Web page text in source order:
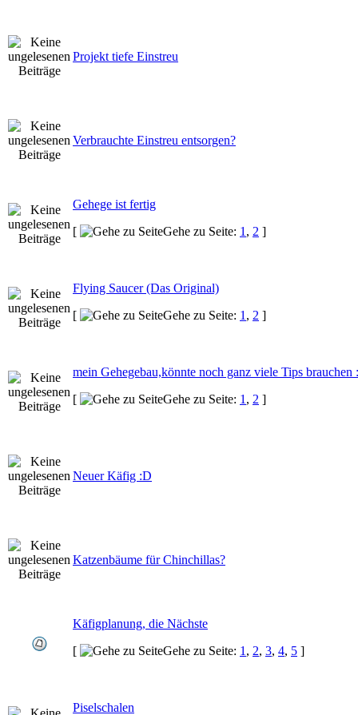
Projekt tiefe Einstreu
Verbrauchte Einstreu entsorgen?
Gehege ist fertig
[
Gehe zu Seite: 1 , 2 ]
Flying Saucer (Das Original)
[
Gehe zu Seite: 1 , 2 ]
mein Gehegebau,könnte noch ganz viele Tips brauchen
[
Gehe zu Seite: 1 , 2 ]
Neuer Käfig :D
Katzenbäume für Chinchillas?
Käfigplanung, die Nächste
[
Gehe zu Seite: 1 , 2, 3, 4, 5 ]
Piselschalen